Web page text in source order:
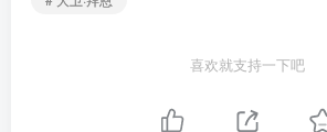
喜欢就支持一下吧